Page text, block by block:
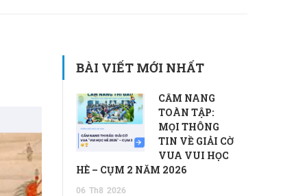
BÀI VIẾT MỚI NHẤT
CẨM NANG
TOÀN TẬP:
MỌI THÔNG
TIN VỀ GIẢI CỜ
VUA VUI HỌC
HÈ – CỤM 2 NĂM 2026
06 Th8 2026